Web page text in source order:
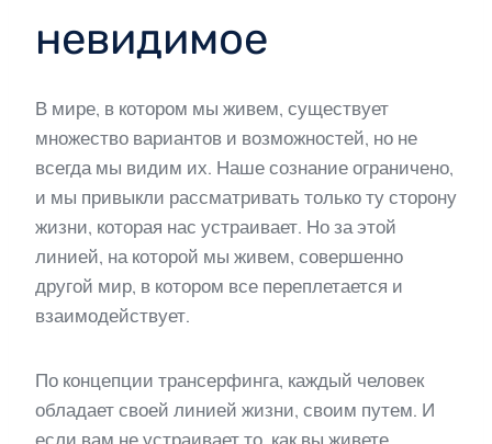
невидимое
В мире, в котором мы живем, существует
множество вариантов и возможностей, но не
всегда мы видим их. Наше сознание ограничено,
и мы привыкли рассматривать только ту сторону
жизни, которая нас устраивает. Но за этой
линией, на которой мы живем, совершенно
другой мир, в котором все переплетается и
взаимодействует.
По концепции трансерфинга, каждый человек
обладает своей линией жизни, своим путем. И
если вам не устраивает то, как вы живете